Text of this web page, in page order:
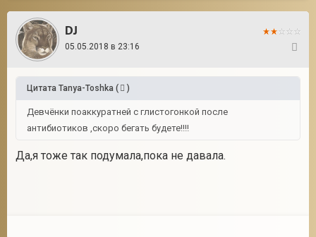
DJ
05.05.2018 в 23:16
Цитата Tanya-Toshka ( )
Девчёнки поаккуратней с глистогонкой после
антибиотиков ,скоро бегать будете!!!!
Да,я тоже так подумала,пока не давала.